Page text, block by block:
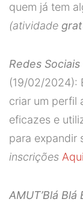
quem já tem
(atividade
Redes
(19/02/2024):
criar um perfil
eficazes e
para expandir
inscrições Aqui
AMUT’Blá Blá